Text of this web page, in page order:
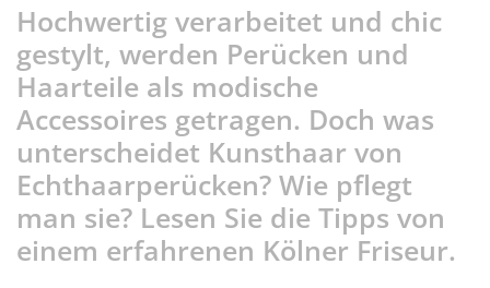
Hochwertig verarbeitet und chic
gestylt, werden Perücken und
Haarteile als modische
Accessoires getragen. Doch was
unterscheidet Kunsthaar von
Echthaarperücken? Wie pflegt
man sie? Lesen Sie die Tipps von
einem erfahrenen Kölner Friseur.